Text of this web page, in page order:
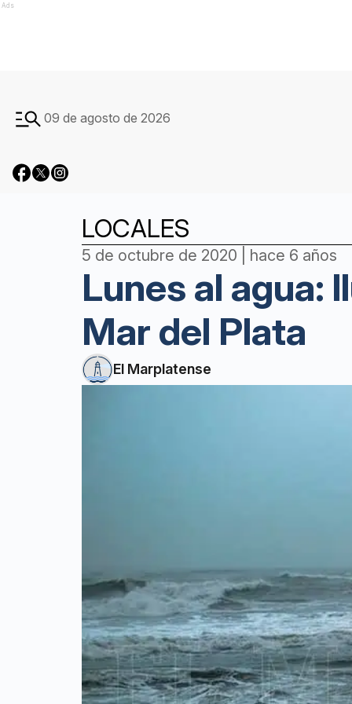
Ads
09 de agosto de 2026
LOCALES
5 de octubre de 2020 | hace 6 años
Lunes al agua:
Mar del Plata
El Marplatense